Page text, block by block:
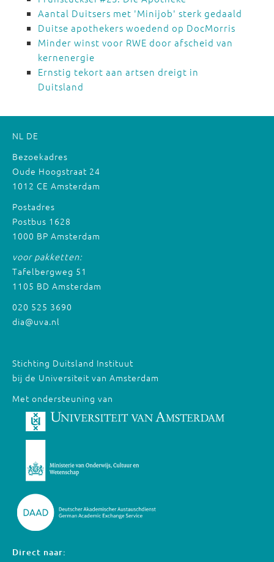
Aantal Duitsers met 'Minijob' sterk gedaald
Duitse apothekers woedend op DocMorris
Minder winst voor RWE door afscheid van
kernenergie
Ernstig tekort aan artsen dreigt in
Duitsland
NL DE
Bezoekadres
Oude Hoogstraat 24
1012 CE Amsterdam
Postadres
Postbus 1628
1000 BP Amsterdam
voor pakketten:
Tafelbergweg 51
1105 BD Amsterdam
020 525 3690
dia@uva.nl
Stichting Duitsland Instituut
bij de Universiteit van Amsterdam
Met ondersteuning van
Direct naar: